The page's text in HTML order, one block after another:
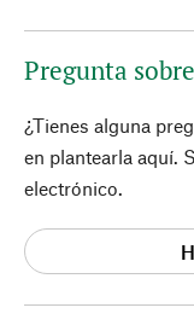
Pregunta
¿Tienes alguna
en plantearla aquí.
electrónico.